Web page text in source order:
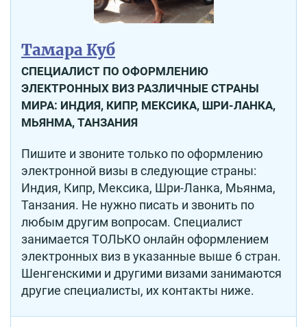
Тамара Куб
СПЕЦИАЛИСТ ПО ОФОРМЛЕНИЮ
ЭЛЕКТРОННЫХ ВИЗ РАЗЛИЧНЫЕ СТРАНЫ
МИРА: ИНДИЯ, КИПР, МЕКСИКА, ШРИ-ЛАНКА,
МЬЯНМА, ТАНЗАНИЯ
Пишите и звоните только по оформлению
электронной визы в следующие страны:
Индия, Кипр, Мексика, Шри-Ланка, Мьянма,
Танзания. Не нужно писать и звонить по
любым другим вопросам. Специалист
занимается ТОЛЬКО онлайн оформлением
электронных виз в указанные выше 6 стран.
Шенгенскими и другими визами занимаются
другие специалисты, их контакты ниже.